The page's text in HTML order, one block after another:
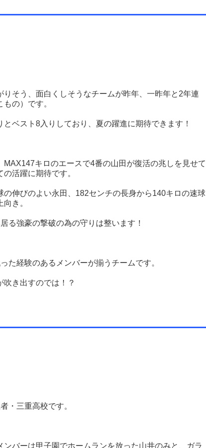
りそう、面白くしそうなチームが昨年、一昨年と2年連
の）です。
ベスト8入りしており、夏の躍進に期待できます！
キロのエースで4番の山田が復活の兆しを見せて
活躍に期待です。
の伸びのよい永田、182センチの長身から140キロの速球
き。
る強豪の撃破の為の守りは整います！
た経験のあるメンバーが揃うチームです。
吹き出すのでは！？
・三重高校です。
ンバーは甲子園でホームランを放った山井のみと、ガラ